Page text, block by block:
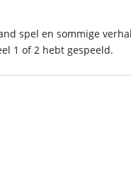
spel en sommige
1 of 2 hebt gespeeld.